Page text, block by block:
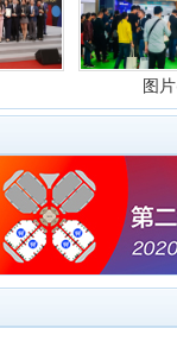
图
图